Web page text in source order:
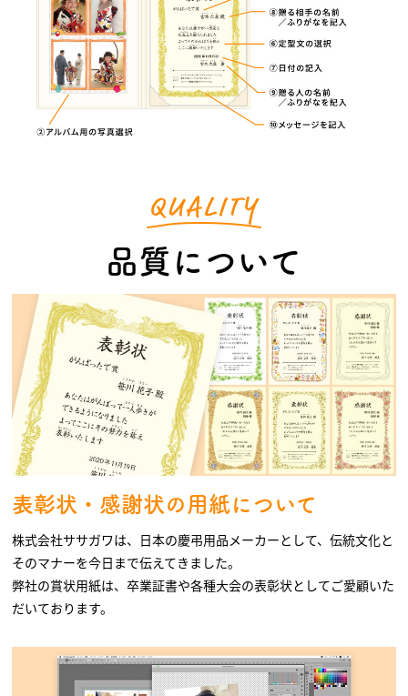
品質について
表彰状・感謝状の用紙について
株式会社ササガワは、日本の慶弔用品メーカーとして、伝統文化と
そのマナーを今日まで伝えてきました。
弊社の賞状用紙は、卒業証書や各種大会の表彰状としてご愛顧いた
だいております。